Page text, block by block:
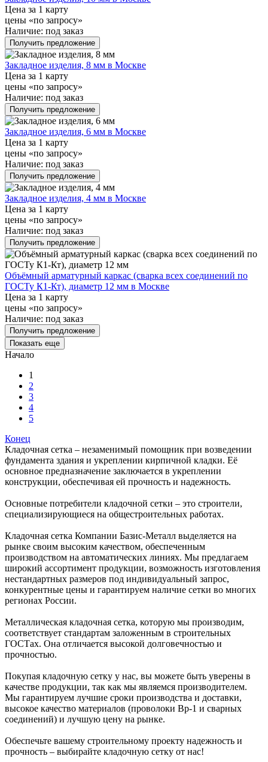
Цена за 1 карту
цены «по запросу»
Наличие: под заказ
Получить предложение
Закладное изделия, 8 мм в Москве
Цена за 1 карту
цены «по запросу»
Наличие: под заказ
Получить предложение
Закладное изделия, 6 мм в Москве
Цена за 1 карту
цены «по запросу»
Наличие: под заказ
Получить предложение
Закладное изделия, 4 мм в Москве
Цена за 1 карту
цены «по запросу»
Наличие: под заказ
Получить предложение
Объёмный арматурный каркас (сварка всех соединений по
ГОСТу К1-Кт), диаметр 12 мм в Москве
Цена за 1 карту
цены «по запросу»
Наличие: под заказ
Получить предложение
Показать еще
Начало
1
2
3
4
5
Конец
Кладочная сетка – незаменимый помощник при возведении
фундамента здания и укреплении кирпичной кладки. Её
основное предназначение заключается в укреплении
конструкции, обеспечивая ей прочность и надежность.
Основные потребители кладочной сетки – это строители,
специализирующиеся на общестроительных работах.
Кладочная сетка Компании Базис-Металл выделяется на
рынке своим высоким качеством, обеспеченным
производством на автоматических линиях. Мы предлагаем
широкий ассортимент продукции, возможность изготовления
нестандартных размеров под индивидуальный запрос,
конкурентные цены и гарантируем наличие сетки во многих
регионах России.
Металлическая кладочная сетка, которую мы производим,
соответствует стандартам заложенным в строительных
ГОСТах. Она отличается высокой долговечностью и
прочностью.
Покупая кладочную сетку у нас, вы можете быть уверены в
качестве продукции, так как мы являемся производителем.
Мы гарантируем лучшие сроки производства и доставки,
высокое качество материалов (проволоки Вр-1 и сварных
соединений) и лучшую цену на рынке.
Обеспечьте вашему строительному проекту надежность и
прочность – выбирайте кладочную сетку от нас!